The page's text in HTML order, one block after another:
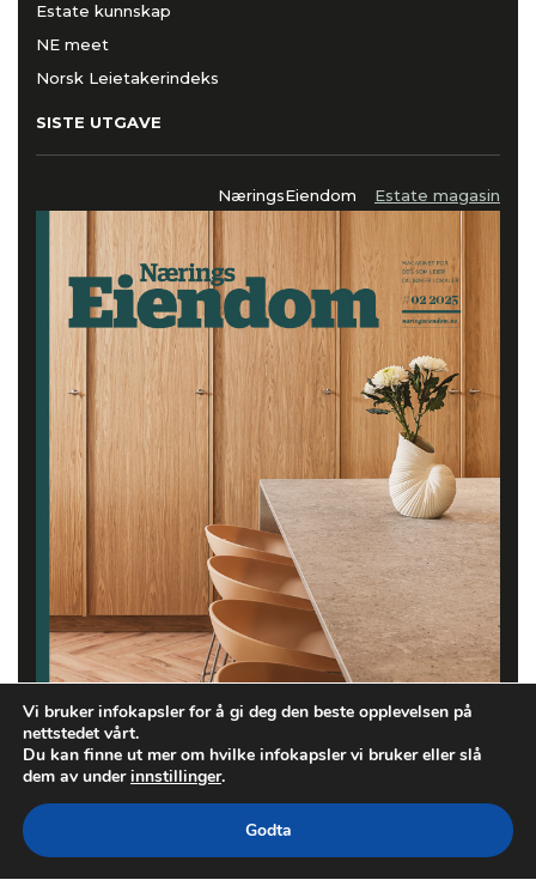
Estate kunnskap
NE meet
Norsk Leietakerindeks
SISTE UTGAVE
NæringsEiendom Estate magasin
Vi bruker infokapsler for å gi deg den beste opplevelsen på
nettstedet vårt.
Du kan finne ut mer om hvilke infokapsler vi bruker eller slå
dem av underinnstillinger.
Godta